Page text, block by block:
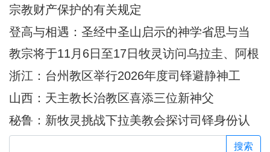
宗教财产保护的有关规定
登高与相遇：圣经中圣山启示的神学省思与当
代意义
教宗将于11月6日至17日牧灵访问乌拉圭、阿根
廷和秘鲁
浙江：台州教区举行2026年度司铎避静神工
山西：天主教长治教区喜添三位新神父
秘鲁：新牧灵挑战下拉美教会探讨司铎身份认
同
搜索